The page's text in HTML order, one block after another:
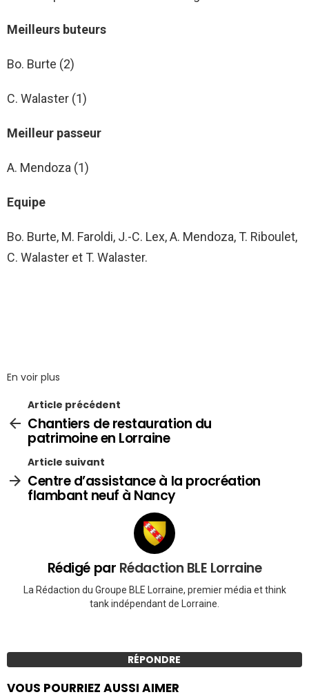
Meilleurs buteurs
Bo. Burte (2)
C. Walaster (1)
Meilleur passeur
A. Mendoza (1)
Equipe
Bo. Burte, M. Faroldi, J.-C. Lex, A. Mendoza, T. Riboulet,
C. Walaster et T. Walaster.
En voir plus
Article précédent
Chantiers de restauration du
patrimoine en Lorraine
Article suivant
Centre d’assistance à la procréation
flambant neuf à Nancy
Rédigé par Rédaction BLE Lorraine
La Rédaction du Groupe BLE Lorraine, premier média et think
tank indépendant de Lorraine.
RÉPONDRE
VOUS POURRIEZ AUSSI AIMER